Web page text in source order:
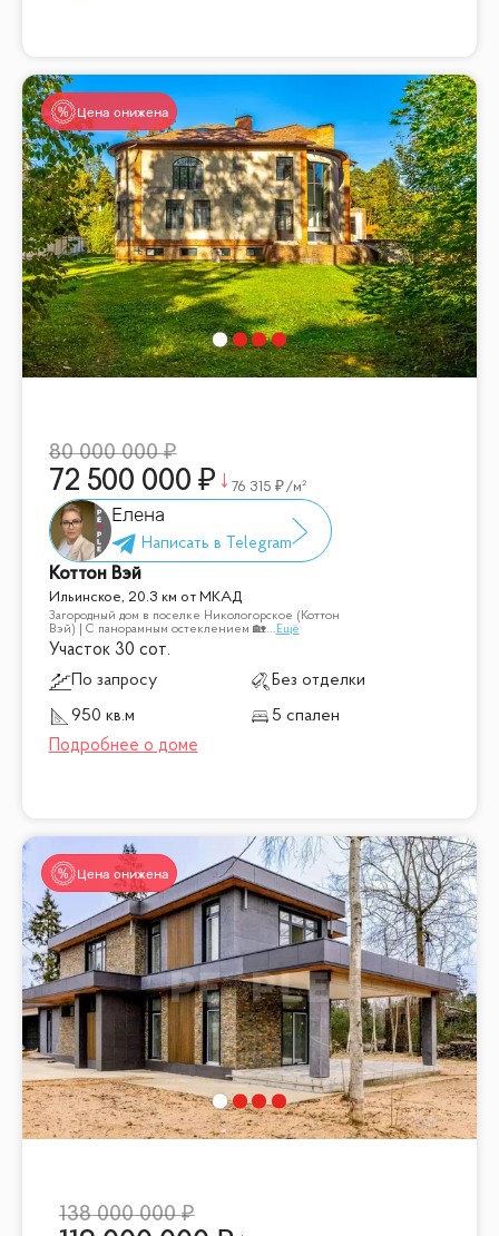
Цена снижена
80 000 000
72 500 000 76 315 /м²
Елена
Коттон Вэй
Ильинское, 20.3 км от МКАД
Загородный дом в поселке Никологорское (Коттон
Вэй) | С панорамным остеклением 🏡... Ещё
Участок 30 сот.
По запросу
Без отделки
950 кв.м
5 спален
Цена снижена
138 000 000